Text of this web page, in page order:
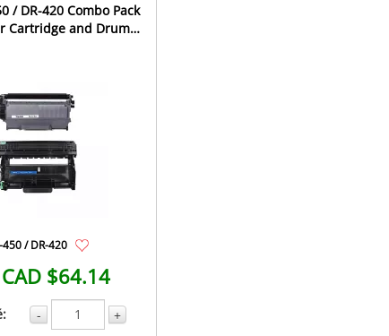
/ DR-420 Combo Pack
Cartridge and Drum
450 / DR-420
CAD $64.14
- +